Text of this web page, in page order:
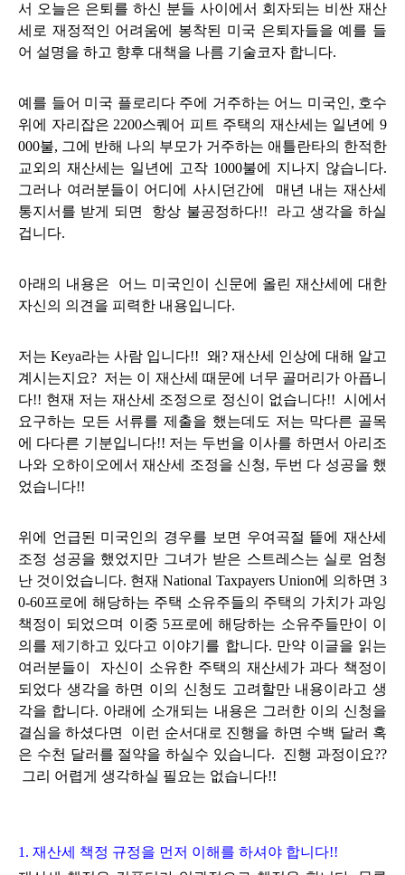
서 오늘은 은퇴를 하신 분들 사이에서 회자되는 비싼 재산
세로 재정적인 어려움에 봉착된 미국 은퇴자들을 예를 들
어 설명을 하고 향후 대책을 나름 기술코자 합니다.
예를 들어 미국 플로리다 주에 거주하는 어느 미국인, 호수
위에 자리잡은 2200스퀘어 피트 주택의 재산세는 일년에 9
000불, 그에 반해 나의 부모가 거주하는 애틀란타의 한적한
교외의 재산세는 일년에 고작 1000불에 지나지 않습니다.
그러나 여러분들이 어디에 사시던간에 매년 내는 재산세
통지서를 받게 되면 항상 불공정하다!! 라고 생각을 하실
겁니다.
아래의 내용은 어느 미국인이 신문에 올린 재산세에 대한
자신의 의견을 피력한 내용입니다.
저는 Keya라는 사람 입니다!! 왜? 재산세 인상에 대해 알고
계시는지요? 저는 이 재산세 때문에 너무 골머리가 아픕니
다!! 현재 저는 재산세 조정으로 정신이 없습니다!! 시에서
요구하는 모든 서류를 제출을 했는데도 저는 막다른 골목
에 다다른 기분입니다!! 저는 두번을 이사를 하면서 아리조
나와 오하이오에서 재산세 조정을 신청, 두번 다 성공을 했
었습니다!!
위에 언급된 미국인의 경우를 보면 우여곡절 띁에 재산세
조정 성공을 했었지만 그녀가 받은 스트레스는 실로 엄청
난 것이었습니다. 현재 National Taxpayers Union에 의하면 3
0-60프로에 해당하는 주택 소유주들의 주택의 가치가 과잉
책정이 되었으며 이중 5프로에 해당하는 소유주들만이 이
의를 제기하고 있다고 이야기를 합니다. 만약 이글을 읽는
여러분들이 자신이 소유한 주택의 재산세가 과다 책정이
되었다 생각을 하면 이의 신청도 고려할만 내용이라고 생
각을 합니다. 아래에 소개되는 내용은 그러한 이의 신청을
결심을 하셨다면 이런 순서대로 진행을 하면 수백 달러 혹
은 수천 달러를 절약을 하실수 있습니다. 진행 과정이요??
그리 어렵게 생각하실 필요는 없습니다!!
1. 재산세 책정 규정을 먼저 이해를 하셔야 합니다!!